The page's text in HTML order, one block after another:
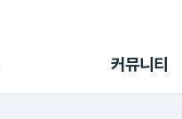
커뮤니티
랭킹